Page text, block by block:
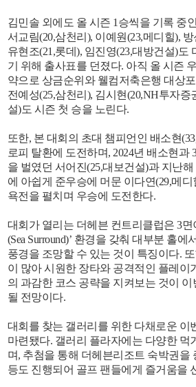
김민솔 외에도 올 시즌 1승씩을 기록 중
서교림(20,삼천리), 이예원(23,메디힐),
유현조(21,롯데), 임진영(23,대방건설)도
기 위해 출사표를 던졌다. 아직 올 시즌
약으로 상금순위와 웰컴저축은행 대상
전예성(25,삼천리), 김시현(20,NH투자증
설)도 시즌 첫 승을 노린다.
또한, 본 대회의 초대 챔피언인 배소현
로피 탈환에 도전하며, 2024년 배소현과
을 벌였던 서어진(25,대보건설)과 지난
에 아쉽게 준우승에 머문 이다연(29,메
욕전을 펼치며 우승에 도전한다.
대회가 열리는 더헤븐 컨트리클럽은 3면
(Sea Surround)’ 환경을 갖춰 대부분 홀
풍경을 조망할 수 있는 것이 특징이다.
이 많아 시원한 장타와 공격적인 플레이
의 과감한 코스 공략을 지켜보는 것이
될 전망이다.
대회를 찾는 갤러리를 위한 다채로운 이
마련됐다. 갤러리 플라자에는 다양한 먹
며, 추첨을 통해 더헤븐리조트 숙박권을
등도 진행되어 골프 팬들에게 즐거움을